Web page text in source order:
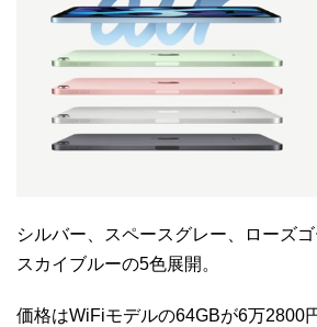
シルバー、スペースグレー、ローズゴ
スカイブルーの5色展開。
価格はWiFiモデルの64GBが6万2800